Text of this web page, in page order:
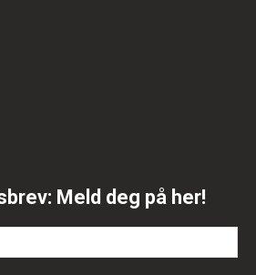
Meld deg på her!